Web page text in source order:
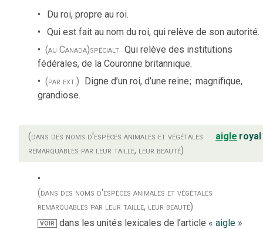
Du roi, propre au roi.
Qui est fait au nom du roi, qui relève de son autorité.
(au Canada)spécialt Qui relève des institutions
fédérales, de la Couronne britannique.
(par ext.) Digne d’un roi, d’une reine; magnifique,
grandiose.
(dans des noms d'espèces animales et végétales
remarquables par leur taille, leur beauté)
aigle royal
(dans des noms d'espèces animales et végétales
remarquables par leur taille, leur beauté)
VOIR dans les unités lexicales de l’article «aigle »